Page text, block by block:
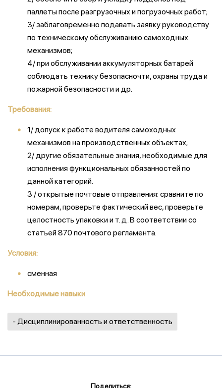
паллеты после разгрузочных и погрузочных работ;
3/ заблаговременно подавать заявку руководству
по техническому обслуживанию самоходных
механизмов;
4/ при обслуживании аккумуляторных батарей
соблюдать технику безопасночти, охраны труда и
пожарной безопасности и др.
Требования:
1/ допуск к работе водителя самоходных
механизмов на производственных объектах;
2/ другие обязательные знания, необходимые для
исполнения функциональных обязанностей по
данной категорий.
3 / открытые почтовые отправления: сравните по
номерам, проверьте фактический вес, проверьте
целостность упаковки и т. д. В соответствии со
статьей 870 почтового регламента.
Условия:
сменная
Необходимые навыки
- Дисциплинированность и ответственность
Поделиться: